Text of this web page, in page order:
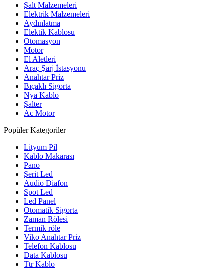
Şalt Malzemeleri
Elektrik Malzemeleri
Aydınlatma
Elektik Kablosu
Otomasyon
Motor
El Aletleri
Araç Şarj İstasyonu
Anahtar Priz
Bıçaklı Sigorta
Nya Kablo
Şalter
Ac Motor
Popüler Kategoriler
Lityum Pil
Kablo Makarası
Pano
Şerit Led
Audio Diafon
Spot Led
Led Panel
Otomatik Sigorta
Zaman Rölesi
Termik röle
Viko Anahtar Priz
Telefon Kablosu
Data Kablosu
Ttr Kablo